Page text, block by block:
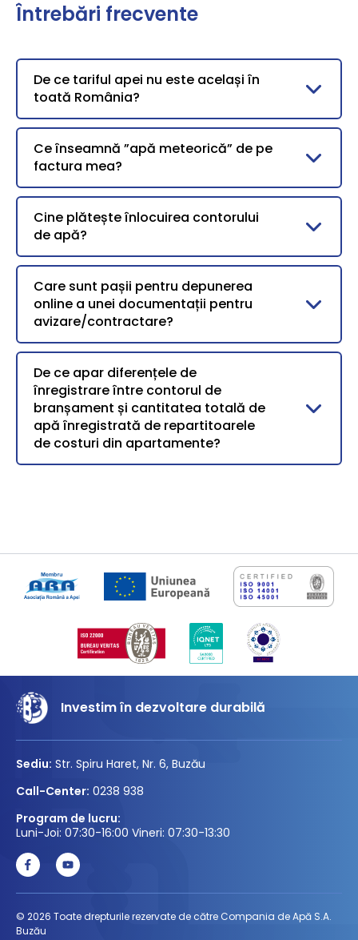
Întrebări frecvente
De ce tariful apei nu este același în
toată România?
Ce înseamnă ”apă meteorică” de pe
factura mea?
Cine plătește înlocuirea contorului
de apă?
Care sunt pașii pentru depunerea
online a unei documentații pentru
avizare/contractare?
De ce apar diferențele de
înregistrare între contorul de
branșament și cantitatea totală de
apă înregistrată de repartitoarele
de costuri din apartamente?
Investim în dezvoltare durabilă
Sediu: Str. Spiru Haret, Nr. 6, Buzău
Call-Center: 0238 938
Program de lucru:
Luni-Joi: 07:30-16:00 Vineri: 07:30-13:30
© 2026 Toate drepturile rezervate de către Compania de Apă S.A.
Buzău